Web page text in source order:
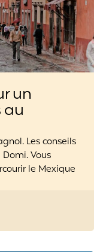
un
au
Les conseils
Vous
le Mexique